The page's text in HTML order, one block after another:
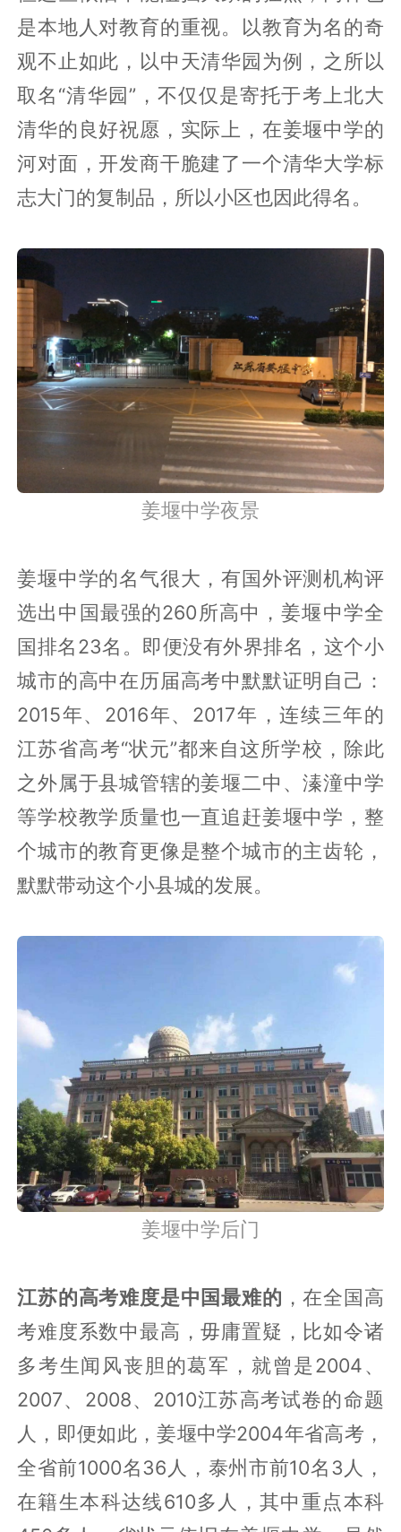
香火供养的“不堪重负”，最新媒体报道正
在请各路专家抢救“复壮”，如果哪一天这
棵银杏凋零而去，一定将会是姜堰人心中
永远的痛。
但这些依旧不能阻挡大家的狂热，同样也
观不止如此，以中天清华园为例，之所以
取名“清华园”，不仅仅是寄托于考上北大
清华的良好祝愿，实际上，在姜堰中学的
河对面，开发商干脆建了一个清华大学标
志大门的复制品，所以小区也因此得名。
姜堰中学夜景
姜堰中学的名气很大，有国外评测机构评
选出中国最强的260所高中，姜堰中学全
国排名23名。即便没有外界排名，这个小
城市的高中在历届高考中默默证明自己：
江苏省高考“状元”都来自这所学校，除此
等学校教学质量也一直追赶姜堰中学，整
个城市的教育更像是整个城市的主齿轮，
默默带动这个小县城的发展。
姜堰中学后门
江苏的高考难度是中国最难的，在全国高